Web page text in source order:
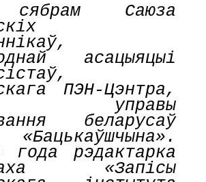
Саюза
асацыяцыі
ПЭН-Цэнтра,
управы
беларусаў
рэдактарка
«Запісы